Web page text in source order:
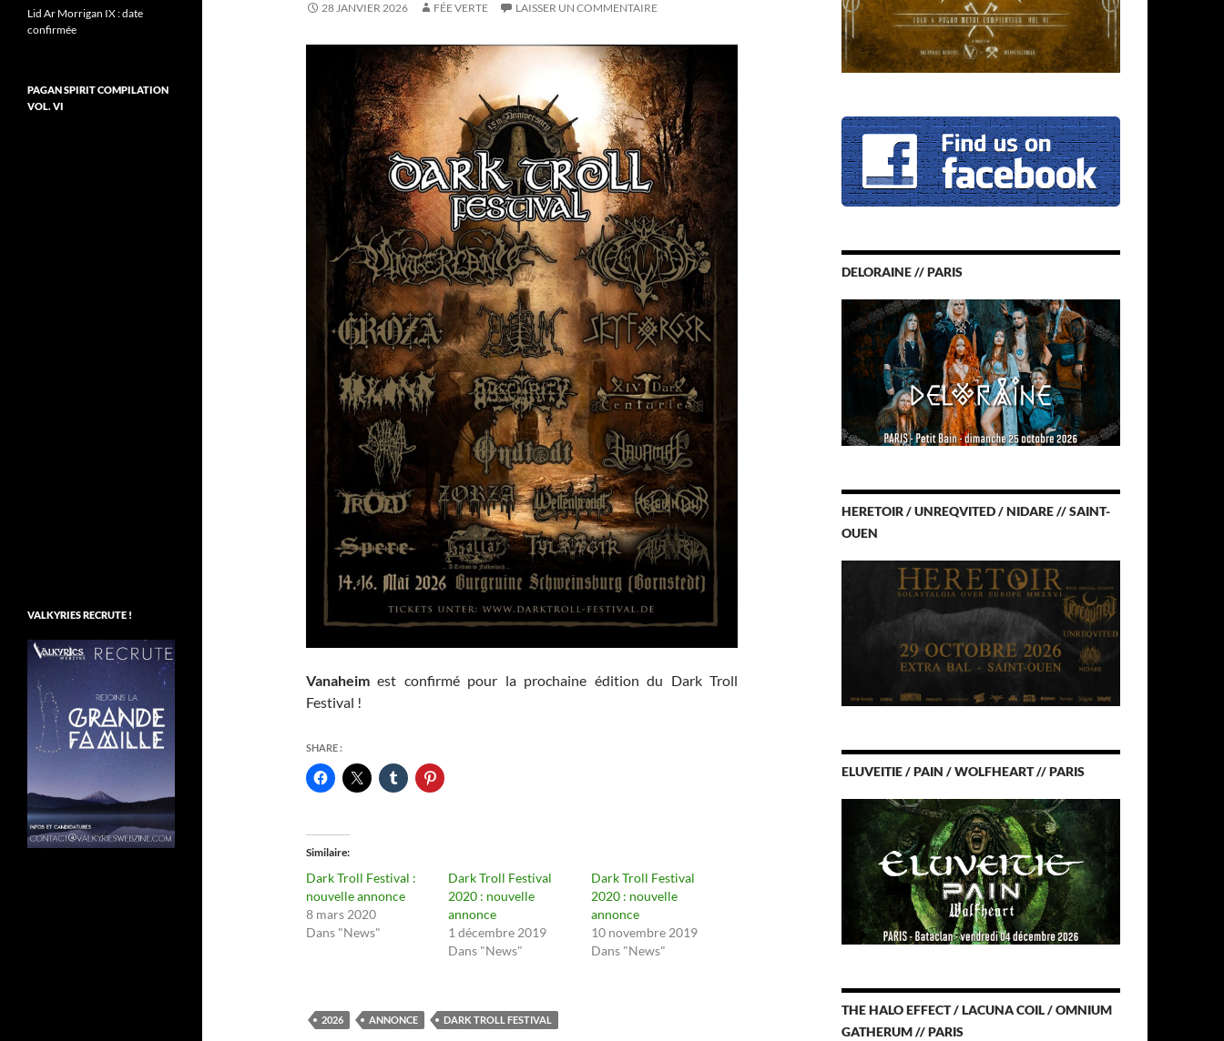
28 JANVIER 2026 FÉE VERTE LAISSER UN COMMENTAIRE
Vanaheim est confirmé pour la prochaine édition du Dark Troll
Festival !
SHARE :
Similaire
Dark Troll Festival :
nouvelle annonce
8 mars 2020
Dans "News"
Dark Troll Festival
2020 : nouvelle
annonce
1 décembre 2019
Dans "News"
Dark Troll Festival
2020 : nouvelle
annonce
10 novembre 2019
Dans "News"
2026 ANNONCE DARK TROLL FESTIVAL
DELORAINE // PARIS
HERETOIR / UNREQVITED / NIDARE // SAINT-
OUEN
ELUVEITIE / PAIN / WOLFHEART // PARIS
THE HALO EFFECT / LACUNA COIL / OMNIUM
GATHERUM // PARIS
Lid Ar Morrigan IX : date
confirmée
PAGAN SPIRIT COMPILATION
VOL. VI
VALKYRIES RECRUTE !